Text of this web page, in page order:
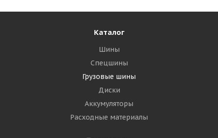
Каталог
Шины
Спецшины
Грузовые шины
Диски
Аккумуляторы
Расходные материалы